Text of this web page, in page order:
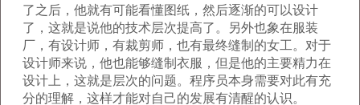
了之后，他就有可能看懂图纸，然后逐渐的可以设计
了，这就是说他的技术层次提高了。另外也象在服装
厂，有设计师，有裁剪师，也有最终缝制的女工。对于
设计师来说，他也能够缝制衣服，但是他的主要精力在
设计上，这就是层次的问题。程序员本身需要对此有充
分的理解，这样才能对自己的发展有清醒的认识。